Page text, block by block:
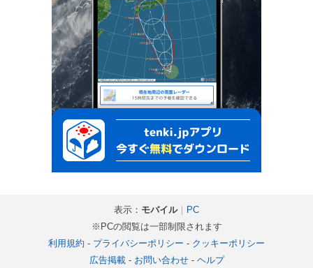
表示： モバイル｜ PC
※PCの閲覧は一部制限されます
利用規約 - プライバシーポリシー - クッキーポリシー
広告掲載- お問い合わせ- ヘルプ